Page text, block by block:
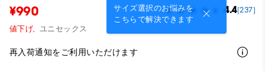
サイズ選択のお悩みを
こちらで解決できます
¥990 4.4(237)
値下げ, ユニセックス
再入荷通知をご利用いただけます